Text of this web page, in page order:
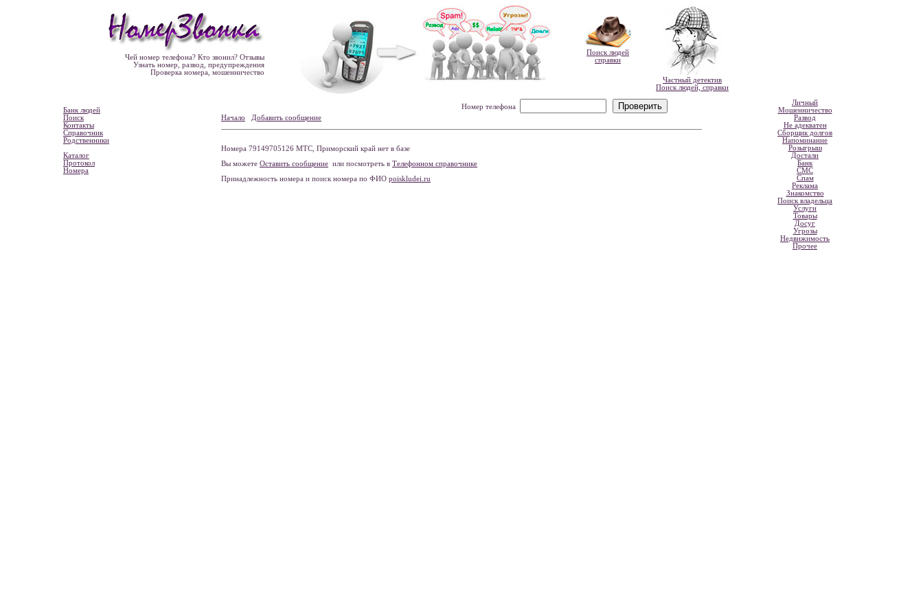
Чей номер телефона? Кто звонил? Отзывы
Узнать номер, развод, предупреждения
Проверка номера, мошенничество
Поиск людей
справки
Частный детектив
Поиск людей, справки
Банк людей
Поиск
Контакты
Справочник
Родственники
Каталог
Протокол
Номера
Номер телефона
Начало
Добавить сообщение
Номера 79149705126 МТС, Приморский край нет в базе
Вы можете Оставить сообщение или посмотреть в Телефонном справочнике
Принадлежность номера и поиск номера по ФИО poiskludei.ru
Личный
Мошенничество
Развод
Не адекватен
Сборщик долгов
Напоминание
Розыгрыш
Достали
Банк
СМС
Спам
Реклама
Знакомство
Поиск владельца
Услуги
Товары
Досуг
Угрозы
Недвижимость
Прочее